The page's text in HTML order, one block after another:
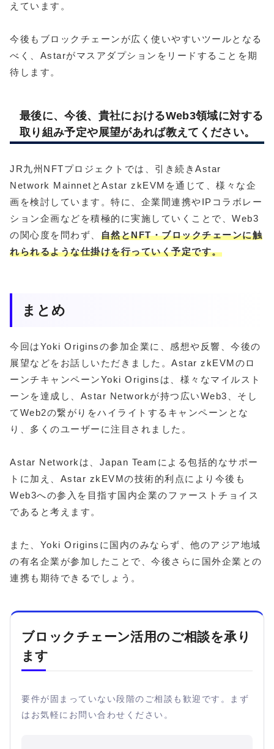
えています。
今後もブロックチェーンが広く使いやすいツールとなる
べく、Astarがマスアダプションをリードすることを期
待します。
最後に、今後、貴社におけるWeb3領域に対する
取り組み予定や展望があれば教えてください。
JR九州NFTプロジェクトでは、引き続きAstar
Network MainnetとAstar zkEVMを通じて、様々な企
画を検討しています。特に、企業間連携やIPコラボレー
ション企画などを積極的に実施していくことで、Web3
の関心度を問わず、 自然とNFT・ブロックチェーンに触
れられるような仕掛けを行っていく予定です。
まとめ
今回はYoki Originsの参加企業に、感想や反響、今後の
展望などをお話しいただきました。Astar zkEVMのロ
ーンチキャンペーンYoki Originsは、様々なマイルスト
ーンを達成し、Astar Networkが持つ広いWeb3、そし
てWeb2の繋がりをハイライトするキャンペーンとな
り、多くのユーザーに注目されました。
Astar Networkは、Japan Teamによる包括的なサポー
トに加え、Astar zkEVMの技術的利点により今後も
Web3への参入を目指す国内企業のファーストチョイス
であると考えます。
また、Yoki Originsに国内のみならず、他のアジア地域
の有名企業が参加したことで、今後さらに国外企業との
連携も期待できるでしょう。
ブロックチェーン活用のご相談を承り
ます
要件が固まっていない段階のご相談も歓迎です。まず
はお気軽にお問い合わせください。